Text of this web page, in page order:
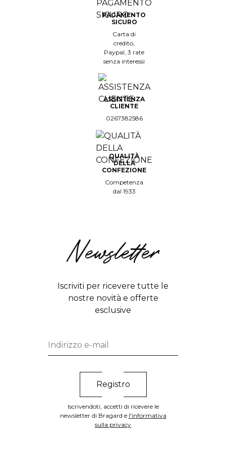
PAGAMENTO
SICURO
Carta di
credito,
Paypal, 3 rate
senza interessi
ASSISTENZA
CLIENTE
0267382586
QUALITÀ
DELLA
CONFEZIONE
Competenza
dal 1933
Newsletter
Iscriviti per ricevere tutte le
nostre novità e offerte
esclusive
Iscrivendoti, accetti di ricevere le
newsletter di Bragard e l'informativa
sulla privacy